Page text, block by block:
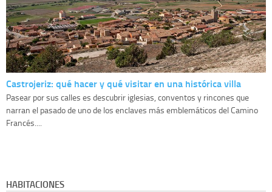
Castrojeriz: qué hacer y qué visitar en una histórica villa
Pasear por sus calles es descubrir iglesias, conventos y rincones que
narran el pasado de uno de los enclaves más emblemáticos del Camino
Francés....
HABITACIONES